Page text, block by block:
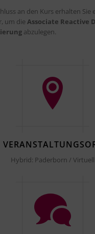
an den Kurs erhalten Sie
um dieAssociate Reactive
abzulegen.
Hybrid: Paderborn / Virtuell